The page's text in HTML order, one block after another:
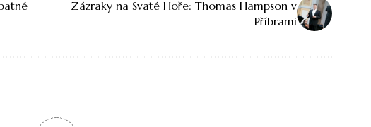
Zázraky na Svaté Hoře: Thomas Hampson v
Příbrami